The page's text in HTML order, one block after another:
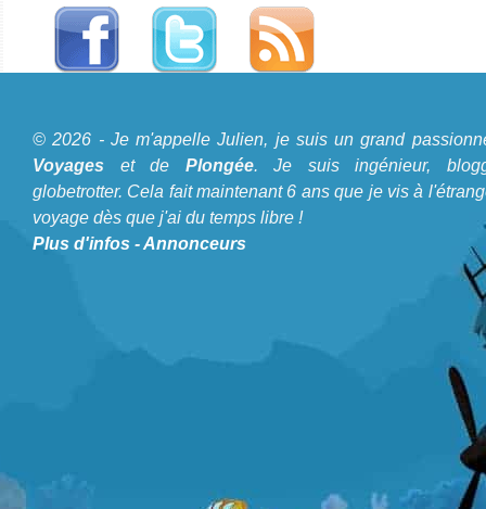
Je m'appelle Julien, je suis un grand passionné de
Voyageset de Plongée. Je suis ingénieur, bloggeur,
globetrotter. Cela fait maintenant 6 ans que je vis à
l'étranger et voyage dès que j'ai du temps libre !
© 2026 - Je m'appelle Julien, je suis un grand
Voyages et de Plongée. Je suis ingénieur,
globetrotter. Cela fait maintenant 6 ans que je vis à
voyage dès que j'ai du temps libre !
Plus d'infos -Annonceurs